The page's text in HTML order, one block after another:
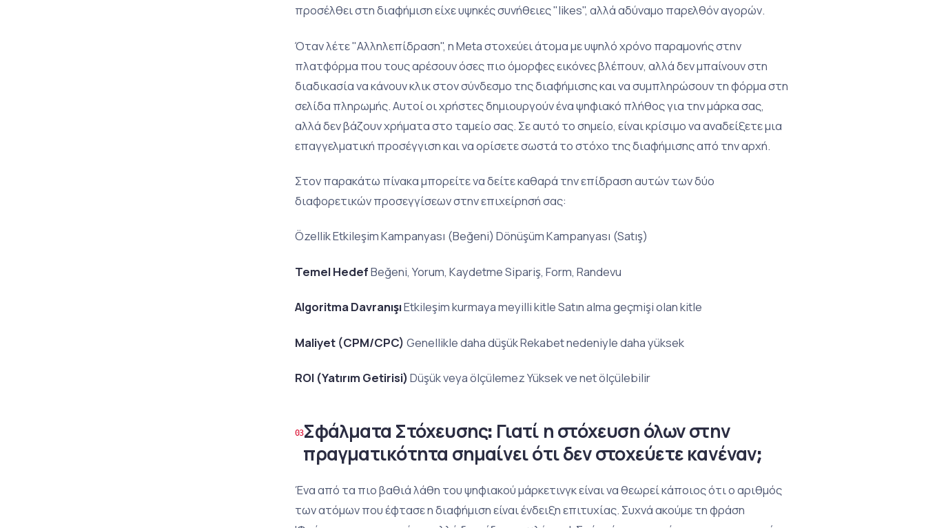
προσέλθει στη διαφήμιση είχε υψηκές συνήθειες "likes", αλλά αδύναμο παρελθόν αγορών.
Όταν λέτε "Αλληλεπίδραση", η Meta στοχεύει άτομα με υψηλό χρόνο παραμονής στην
πλατφόρμα που τους αρέσουν όσες πιο όμορφες εικόνες βλέπουν, αλλά δεν μπαίνουν στη
διαδικασία να κάνουν κλικ στον σύνδεσμο της διαφήμισης και να συμπληρώσουν τη φόρμα στη
σελίδα πληρωμής. Αυτοί οι χρήστες δημιουργούν ένα ψηφιακό πλήθος για την μάρκα σας,
αλλά δεν βάζουν χρήματα στο ταμείο σας. Σε αυτό το σημείο, είναι κρίσιμο να αναδείξετε μια
επαγγελματική προσέγγιση και να ορίσετε σωστά το στόχο της διαφήμισης από την αρχή.
Στον παρακάτω πίνακα μπορείτε να δείτε καθαρά την επίδραση αυτών των δύο
διαφορετικών προσεγγίσεων στην επιχείρησή σας:
Özellik Etkileşim Kampanyası (Beğeni) Dönüşüm Kampanyası (Satış)
Temel HedefBeğeni, Yorum, Kaydetme Sipariş, Form, Randevu
Algoritma DavranışıEtkileşim kurmaya meyilli kitle Satın alma geçmişi olan kitle
Maliyet (CPM/CPC) Genellikle daha düşük Rekabet nedeniyle daha yüksek
ROI (Yatırım Getirisi) Düşük veya ölçülemez Yüksek ve net ölçülebilir
Σφάλματα Στόχευσης: Γιατί η στόχευση όλων στην
πραγματικότητα σημαίνει ότι δεν στοχεύετε κανέναν;
Ένα από τα πιο βαθιά λάθη του ψηφιακού μάρκετινγκ είναι να θεωρεί κάποιος ότι ο αριθμός
των ατόμων που έφτασε η διαφήμιση είναι ένδειξη επιτυχίας. Συχνά ακούμε τη φράση